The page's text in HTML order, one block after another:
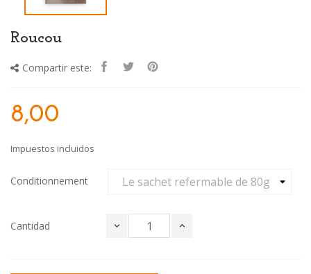
Roucou
Compartir este:
8,00
Impuestos incluidos
Conditionnement
Cantidad